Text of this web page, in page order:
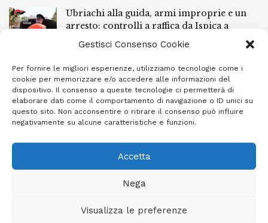
Gestisci Consenso Cookie
Per fornire le migliori esperienze, utilizziamo tecnologie come i
cookie per memorizzare e/o accedere alle informazioni del
dispositivo. Il consenso a queste tecnologie ci permetterà di
elaborare dati come il comportamento di navigazione o ID unici su
questo sito. Non acconsentire o ritirare il consenso può influire
negativamente su alcune caratteristiche e funzioni.
Accetta
Nega
Visualizza le preferenze
Ubriachi alla guida, armi improprie e un
arresto: controlli a raffica da Ispica a
Pozzallo
Scippo a Donnalucata, preso un ventenne
ragusano
8 AGOSTO 2026
prescrizioni di stare lontano dalla casa
7 AGOSTO 2026